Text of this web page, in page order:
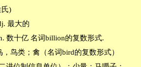
氏)
最大的
数十亿 名词billion的复数形式.
，鸟类；禽（名词bird的复数形式）